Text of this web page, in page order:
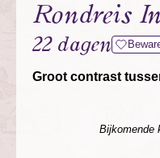
Rondreis
22 dagen
Groot contrast
Bijkomende